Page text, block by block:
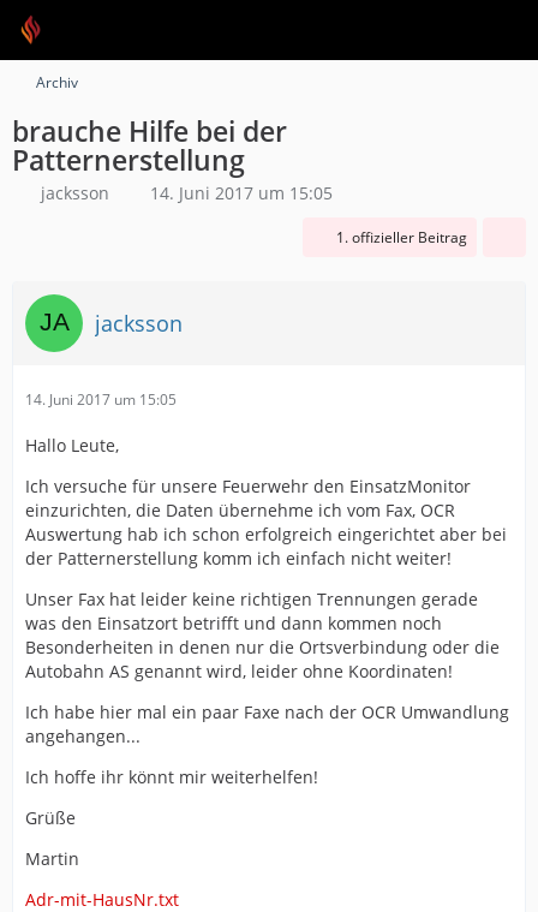
Archiv
brauche Hilfe bei der
Patternerstellung
jacksson 14. Juni 2017 um 15:05
1. offizieller Beitrag
jacksson
14. Juni 2017 um 15:05
Hallo Leute,
Ich versuche für unsere Feuerwehr den EinsatzMonitor
einzurichten, die Daten übernehme ich vom Fax, OCR
Auswertung hab ich schon erfolgreich eingerichtet aber bei
der Patternerstellung komm ich einfach nicht weiter!
Unser Fax hat leider keine richtigen Trennungen gerade
was den Einsatzort betrifft und dann kommen noch
Besonderheiten in denen nur die Ortsverbindung oder die
Autobahn AS genannt wird, leider ohne Koordinaten!
Ich habe hier mal ein paar Faxe nach der OCR Umwandlung
angehangen...
Ich hoffe ihr könnt mir weiterhelfen!
Grüße
Martin
Adr-mit-HausNr.txt